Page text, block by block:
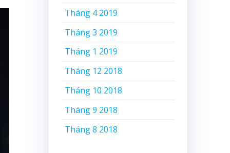
Tháng 4 2019
Tháng 3 2019
Tháng 1 2019
Tháng 12 2018
Tháng 10 2018
Tháng 9 2018
Tháng 8 2018